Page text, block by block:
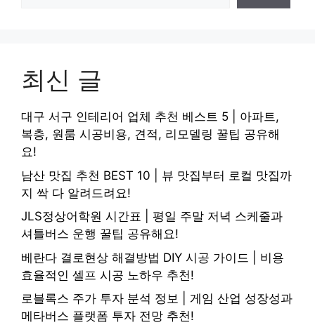
최신 글
대구 서구 인테리어 업체 추천 베스트 5 | 아파트,
복층, 원룸 시공비용, 견적, 리모델링 꿀팁 공유해
요!
남산 맛집 추천 BEST 10 | 뷰 맛집부터 로컬 맛집까
지 싹 다 알려드려요!
JLS정상어학원 시간표 | 평일 주말 저녁 스케줄과
셔틀버스 운행 꿀팁 공유해요!
베란다 결로현상 해결방법 DIY 시공 가이드 | 비용
효율적인 셀프 시공 노하우 추천!
로블록스 주가 투자 분석 정보 | 게임 산업 성장성과
메타버스 플랫폼 투자 전망 추천!